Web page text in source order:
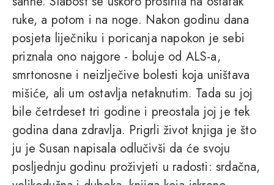
ruke, a potom i na noge. Nakon godinu dana
posjeta liječniku i poricanja napokon je sebi
priznala ono najgore - boluje od ALS-a,
smrtonosne i neizlječive bolesti koja uništava
mišiće, ali um ostavlja netaknutim. Tada su joj
bile četrdeset tri godine i preostala joj je tek
godina dana zdravlja. Prigrli život knjiga je što
ju je Susan napisala odlučivši da će svoju
posljednju godinu proživjeti u radosti: srdačna,